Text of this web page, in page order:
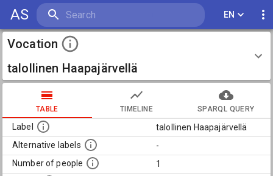
AS EN
Vocation
talollinen Haapajärvellä
TABLE TIMELINE SPARQL QUERY
Label
talollinen Haapajärvellä
Alternative labels
-
Number of people
1